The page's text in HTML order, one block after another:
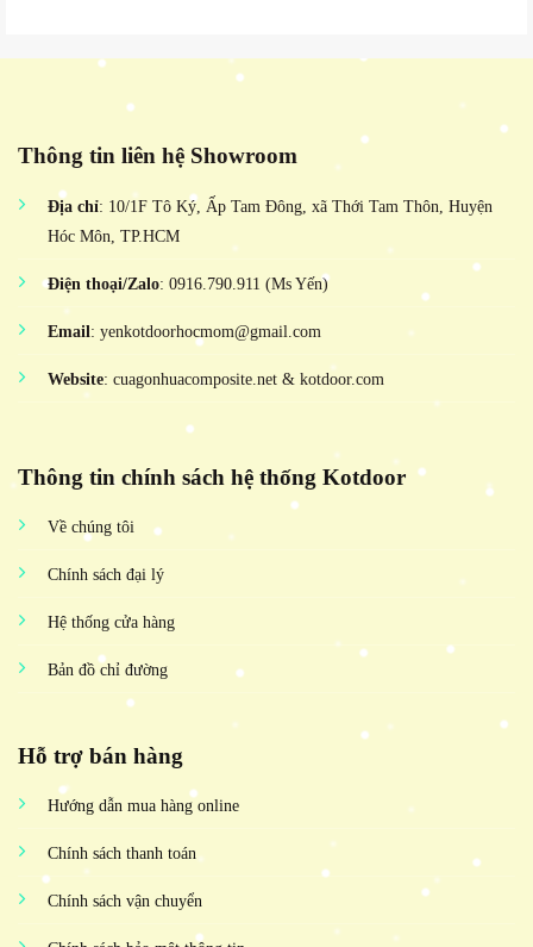
Thông tin liên hệ Showroom
Địa chỉ: 10/1F Tô Ký, Ấp Tam Đông, xã Thới Tam Thôn, Huyện
Hóc Môn, TP.HCM
Điện thoại/Zalo: 0916.790.911 (Ms Yến)
Email: yenkotdoorhocmom@gmail.com
Website: cuagonhuacomposite.net & kotdoor.com
Thông tin chính sách hệ thống Kotdoor
Về chúng tôi
Chính sách đại lý
Hệ thống cửa hàng
Bản đồ chỉ đường
Hỗ trợ bán hàng
Hướng dẫn mua hàng online
Chính sách thanh toán
Chính sách vận chuyển